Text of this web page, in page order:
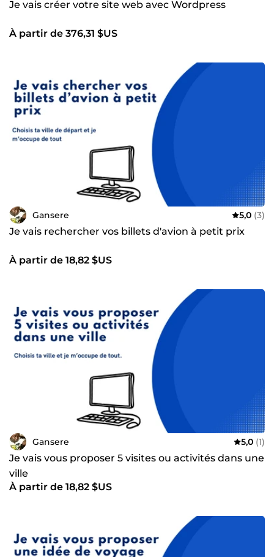
Je vais créer votre site web avec Wordpress
À partir de 376,31 $US
Gansere 5,0 (3)
Je vais rechercher vos billets d'avion à petit prix
À partir de 18,82 $US
Gansere 5,0 (1)
Je vais vous proposer 5 visites ou activités dans une
ville
À partir de 18,82 $US